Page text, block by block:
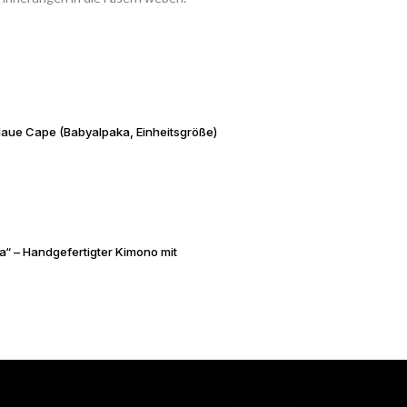
Cape (Babyalpaka, Einheitsgröße)
– Handgefertigter Kimono mit